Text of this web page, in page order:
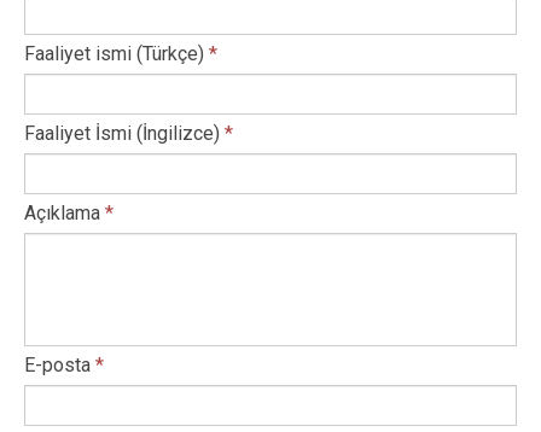
Faaliyet ismi (Türkçe) *
Faaliyet İsmi (İngilizce) *
Açıklama *
E-posta *